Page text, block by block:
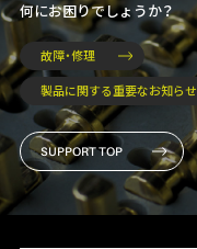
何にお困りでしょうか？
故障・修理
製品に関する重要なお知らせ
SUPPORT TOP